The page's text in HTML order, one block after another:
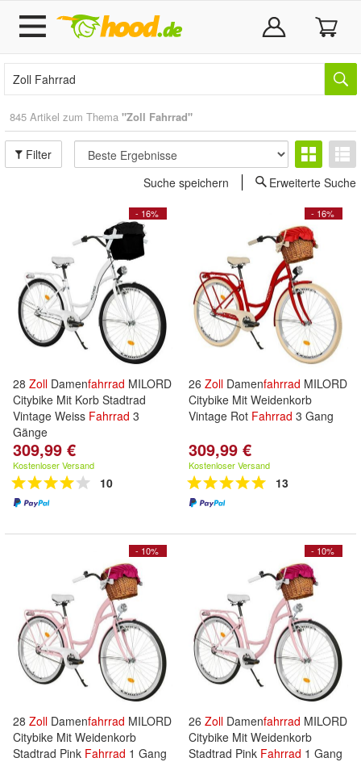
845 Artikel zum Thema "Zoll Fahrrad"
Filter
Suche speichern
Erweiterte Suche
- 16%
28 Zoll Damenfahrrad MILORD
Citybike Mit Korb Stadtrad
Vintage Weiss Fahrrad 3
Gänge
309,99 €
Kostenloser Versand
10
- 16%
26 Zoll Damenfahrrad MILORD
Citybike Mit Weidenkorb
Vintage Rot Fahrrad 3 Gang
309,99 €
Kostenloser Versand
13
- 10%
28 Zoll Damenfahrrad MILORD
Citybike Mit Weidenkorb
Stadtrad Pink Fahrrad 1 Gang
- 10%
26 Zoll Damenfahrrad MILORD
Citybike Mit Weidenkorb
Stadtrad Pink Fahrrad 1 Gang